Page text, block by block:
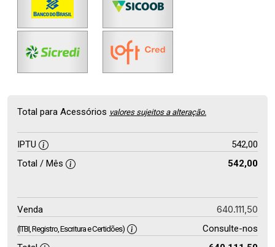
Total para Acessórios valores sujeitos a alteração.
IPTU
542,00
Total / Mês
542,00
Venda 640.111,50
(ITBI, Registro, Escritura e Certidões)
Consulte-nos